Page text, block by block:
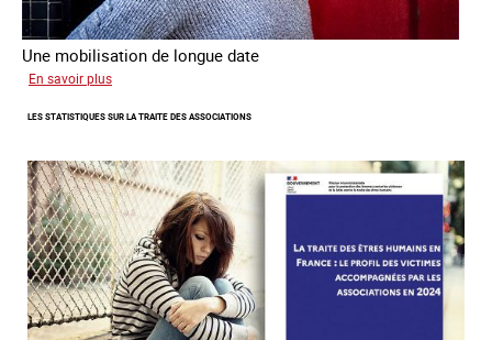
Une mobilisation de longue date
En savoir plus
de
dans
la
lutte
contre
la
traite
LES STATISTIQUES SUR LA TRAITE DES ASSOCIATIONS